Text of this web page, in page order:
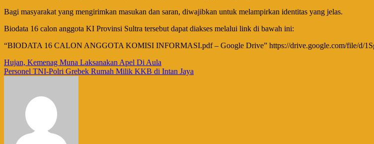
Bagi masyarakat yang mengirimkan masukan dan saran, diwajibkan untuk melampirkan identitas yang jelas.
Biodata 16 calon anggota KI Provinsi Sultra tersebut dapat diakses melalui link di bawah ini:
“BIODATA 16 CALON ANGGOTA KOMISI INFORMASI.pdf – Google Drive” https://drive.google.com/file/d/
Navigasi
pos
Hujan, Kemenag Muna Laksanakan Apel Di Aula
Personel TNI-Polri Grebek Rumah Milik KKB di Intan Jaya